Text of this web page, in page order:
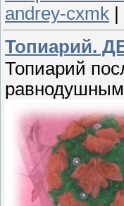
andrey-cxmk |
Топиарий.
Топиарий
равнодушным